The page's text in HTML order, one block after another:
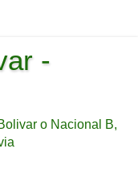
-
o Nacional B,